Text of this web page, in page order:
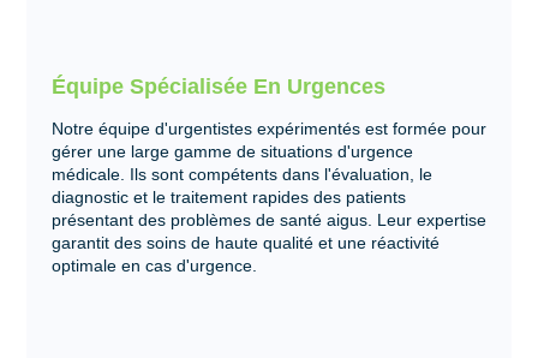
Équipe Spécialisée En Urgences
Notre équipe d'urgentistes expérimentés est formée pour
gérer une large gamme de situations d'urgence
médicale. Ils sont compétents dans l'évaluation, le
diagnostic et le traitement rapides des patients
présentant des problèmes de santé aigus. Leur expertise
garantit des soins de haute qualité et une réactivité
optimale en cas d'urgence.